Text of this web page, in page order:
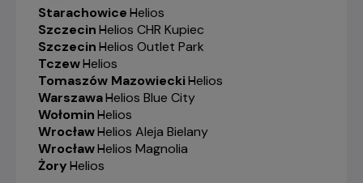
Starachowice-
Helios
Szczecin-
Helios CHR Kupiec
Szczecin-
Helios Outlet Park
Tczew-
Helios
Tomaszów Mazowiecki-
Helios
Warszawa-
Helios Blue City
Wołomin-
Helios
Wrocław-
Helios Aleja Bielany
Wrocław-
Helios Magnolia
Żory-
Helios